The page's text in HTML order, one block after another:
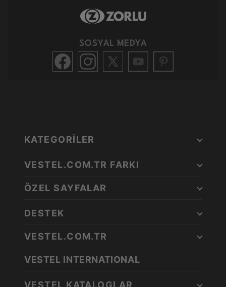
SOSYAL MEDYA
KATEGORİLER
VESTEL.COM.TR FARKI
ÖZEL SAYFALAR
DESTEK
VESTEL.COM.TR
VESTEL INTERNATIONAL